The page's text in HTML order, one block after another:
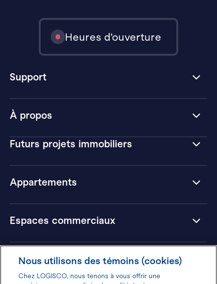
À propos
Futurs projets immobiliers
Appartements
Espaces commerciaux
Hôtels
Heures d’ouverture
Support
Nous utilisons des témoins (cookies)
Chez LOGISCO, nous tenons à vous offrir une